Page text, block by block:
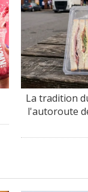
La tradition
l'autoroute